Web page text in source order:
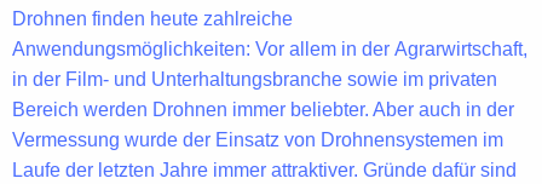
Drohnen finden heute zahlreiche
Anwendungsmöglichkeiten: Vor allem in der Agrarwirtschaft,
in der Film- und Unterhaltungsbranche sowie im privaten
Bereich werden Drohnen immer beliebter. Aber auch in der
Vermessung wurde der Einsatz von Drohnensystemen im
Laufe der letzten Jahre immer attraktiver. Gründe dafür sind